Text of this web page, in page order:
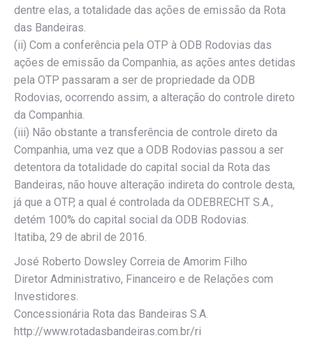
dentre elas, a totalidade das ações de emissão da Rota
das Bandeiras.
(ii) Com a conferência pela OTP à ODB Rodovias das
ações de emissão da Companhia, as ações antes detidas
pela OTP passaram a ser de propriedade da ODB
Rodovias, ocorrendo assim, a alteração do controle direto
da Companhia.
(iii) Não obstante a transferência de controle direto da
Companhia, uma vez que a ODB Rodovias passou a ser
detentora da totalidade do capital social da Rota das
Bandeiras, não houve alteração indireta do controle desta,
já que a OTP, a qual é controlada da ODEBRECHT S.A.,
detém 100% do capital social da ODB Rodovias.
Itatiba, 29 de abril de 2016.
José Roberto Dowsley Correia de Amorim Filho
Diretor Administrativo, Financeiro e de Relações com
Investidores.
Concessionária Rota das Bandeiras S.A.
http://www.rotadasbandeiras.com.br/ri